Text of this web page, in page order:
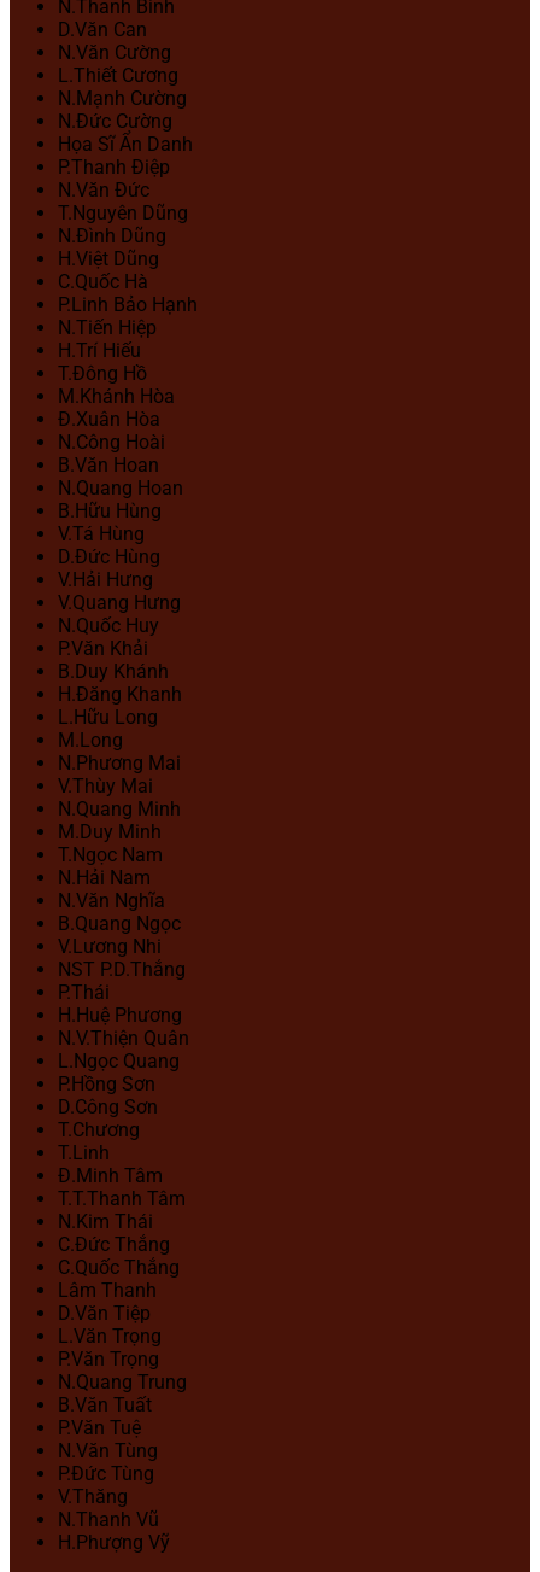
N.Thanh Bình
D.Văn Can
N.Văn Cường
L.Thiết Cương
N.Mạnh Cường
N.Đức Cường
Họa Sĩ Ẩn Danh
P.Thanh Điệp
N.Văn Đức
T.Nguyên Dũng
N.Đình Dũng
H.Việt Dũng
C.Quốc Hà
P.Linh Bảo Hạnh
N.Tiến Hiệp
H.Trí Hiếu
T.Đông Hồ
M.Khánh Hòa
Đ.Xuân Hòa
N.Công Hoài
B.Văn Hoan
N.Quang Hoan
B.Hữu Hùng
V.Tá Hùng
D.Đức Hùng
V.Hải Hưng
V.Quang Hưng
N.Quốc Huy
P.Văn Khải
B.Duy Khánh
H.Đăng Khanh
L.Hữu Long
M.Long
N.Phương Mai
V.Thùy Mai
N.Quang Minh
M.Duy Minh
T.Ngọc Nam
N.Hải Nam
N.Văn Nghĩa
B.Quang Ngọc
V.Lương Nhi
NST P.D.Thắng
P.Thái
H.Huệ Phương
N.V.Thiện Quân
L.Ngọc Quang
P.Hồng Sơn
D.Công Sơn
T.Chương
T.Linh
Đ.Minh Tâm
T.T.Thanh Tâm
N.Kim Thái
C.Đức Thắng
C.Quốc Thắng
Lâm Thanh
D.Văn Tiệp
L.Văn Trọng
P.Văn Trọng
N.Quang Trung
B.Văn Tuất
P.Văn Tuệ
N.Văn Tùng
P.Đức Tùng
V.Thăng
N.Thanh Vũ
H.Phượng Vỹ